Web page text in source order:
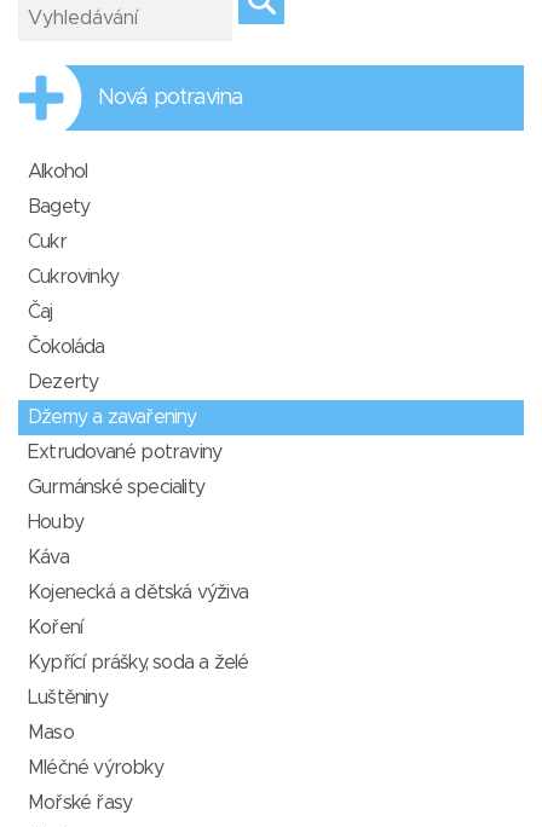
Nová potravina
Alkohol
Bagety
Cukr
Cukrovinky
Čaj
Čokoláda
Dezerty
Džemy a zavařeniny
Extrudované potraviny
Gurmánské speciality
Houby
Káva
Kojenecká a dětská výživa
Koření
Kypřící prášky, soda a želé
Luštěniny
Maso
Mléčné výrobky
Mořské řasy